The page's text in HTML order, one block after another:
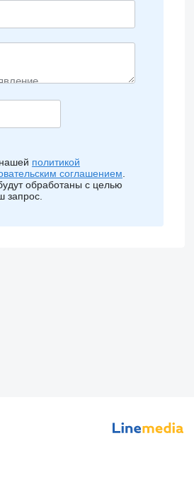
политикой
соглашением
обработаны с целью
запрос.